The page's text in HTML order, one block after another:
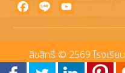
ลิขสิทธิ์ © 2569 โรงเรีย